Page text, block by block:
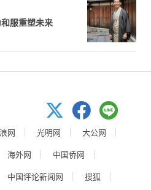
服重塑未来
网 光明网
大公网
海外网
中国侨网
中国评论新闻网
搜狐